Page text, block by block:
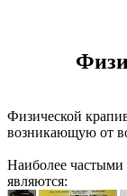
Физической
возникающую от
Наиболее частыми
являются: